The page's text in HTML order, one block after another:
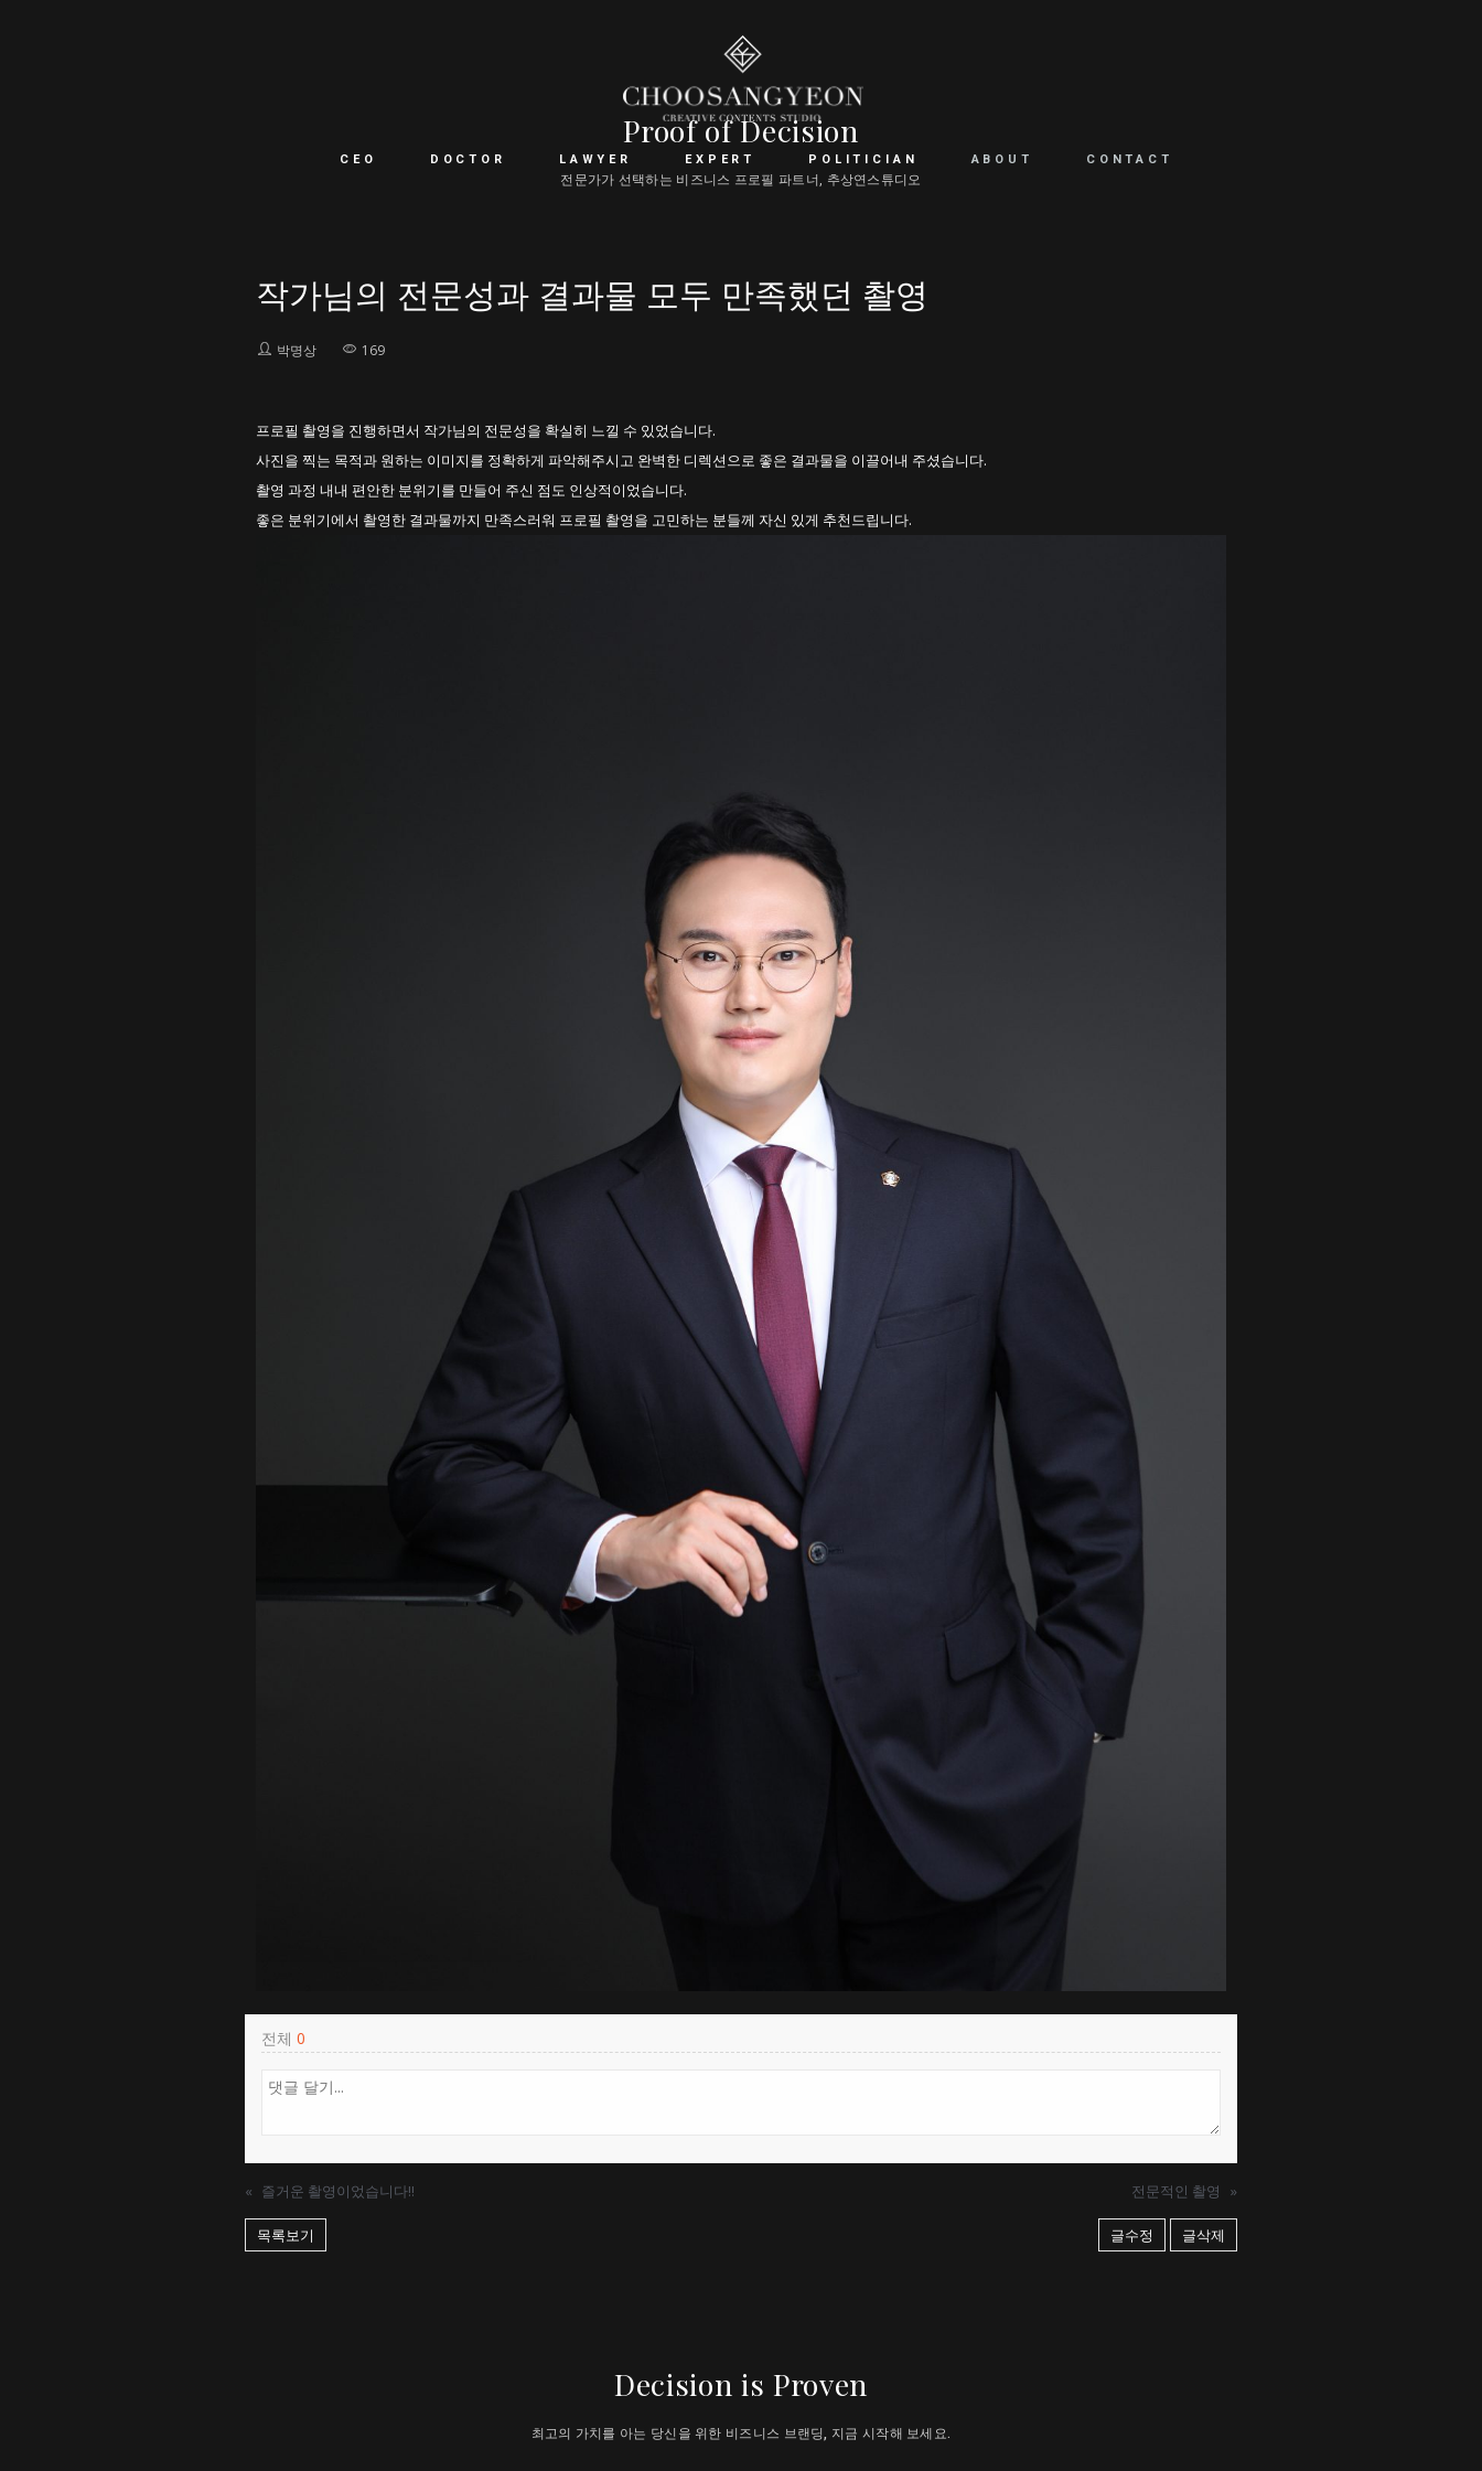
CEO DOCTOR LAWYER EXPERT POLITICIAN ABOUT CONTACT
Proof of Decision
전문가가 선택하는 비즈니스 프로필 파트너, 추상연스튜디오
작가님의 전문성과 결과물 모두 만족했던 촬영
박명상 169
프로필 촬영을 진행하면서 작가님의 전문성을 확실히 느낄 수 있었습니다.
사진을 찍는 목적과 원하는 이미지를 정확하게 파악해주시고 완벽한 디렉션으로 좋은 결과물을 이끌어내 주셨습니다.
촬영 과정 내내 편안한 분위기를 만들어 주신 점도 인상적이었습니다.
좋은 분위기에서 촬영한 결과물까지 만족스러워 프로필 촬영을 고민하는 분들께 자신 있게 추천드립니다.
전체 0
« 즐거운 촬영이었습니다!! 전문적인 촬영 »
목록보기 글수정 글삭제
Decision is Proven
최고의 가치를 아는 당신을 위한 비즈니스 브랜딩, 지금 시작해 보세요.